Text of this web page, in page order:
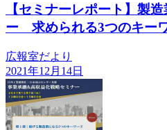
【セミナーレポート】製
ー 求められる3つのキー
広報室だより
2021年12月14日